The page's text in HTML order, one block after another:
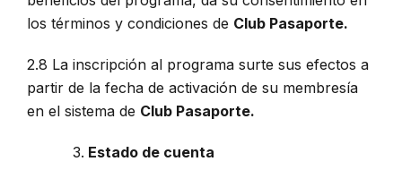
los términos y condiciones de Club Pasaporte.
2.8 La inscripción al programa surte sus efectos a
partir de la fecha de activación de su membresía
en el sistema de Club Pasaporte.
Estado de cuenta